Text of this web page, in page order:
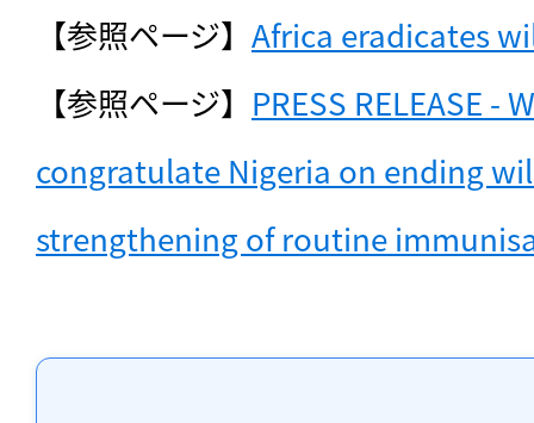
【参照ページ】 Africa eradicates
【参照ページ】 PRESS RELEASE -
congratulate Nigeria on ending
strengthening of routine